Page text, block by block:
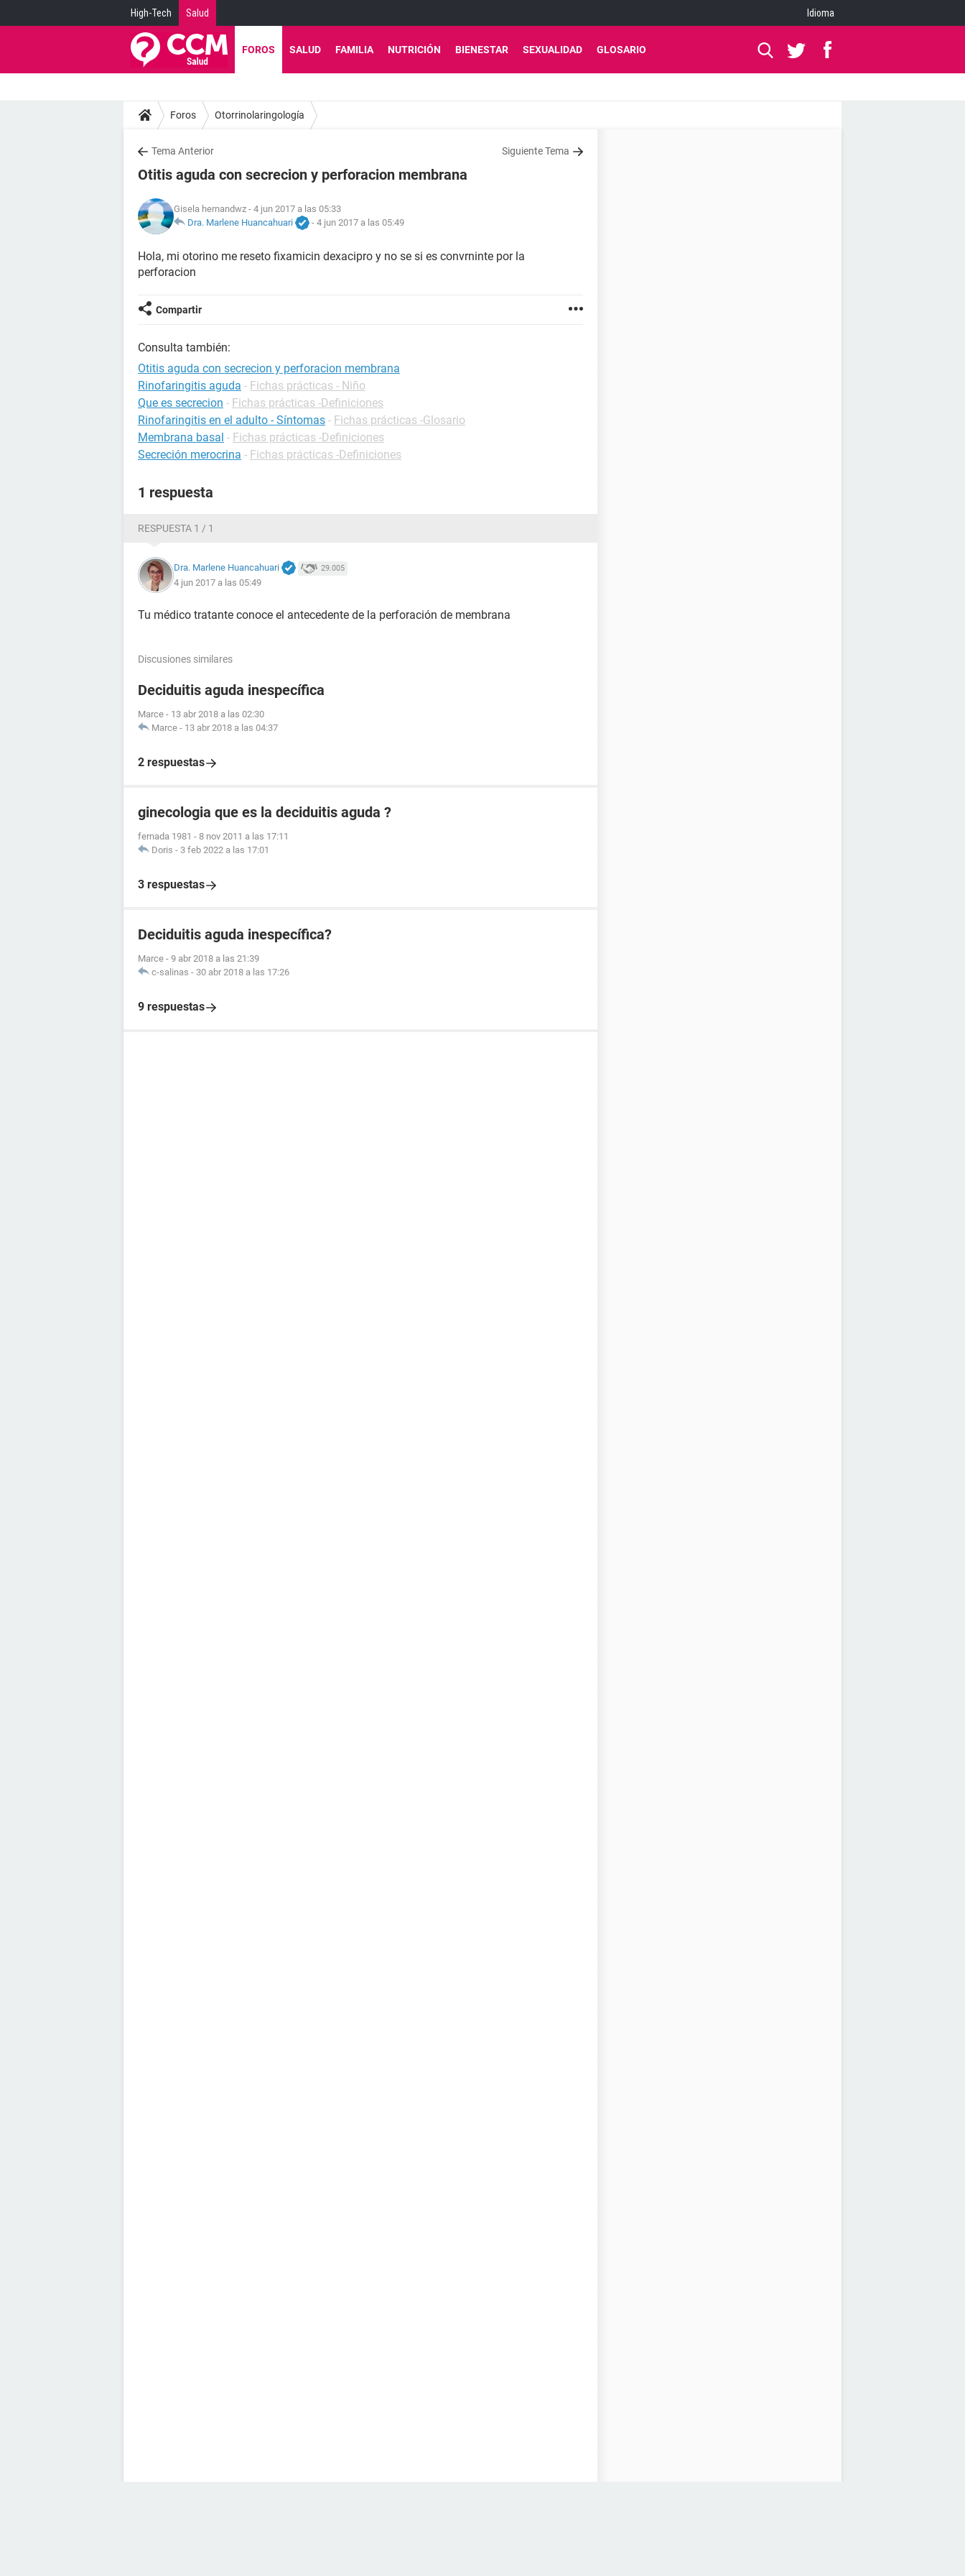
High-Tech Salud Idioma
FOROS SALUD FAMILIA NUTRICIÓN BIENESTAR SEXUALIDAD GLOSARIO
Foros Otorrinolaringología
Tema Anterior Siguiente Tema
Otitis aguda con secrecion y perforacion membrana
Gisela hernandwz - 4 jun 2017 a las 05:33
Dra. Marlene Huancahuari
- 4 jun 2017 a las 05:49
Hola, mi otorino me reseto fixamicin dexacipro y no se si es convrninte por la
perforacion
Compartir
Consulta también:
Otitis aguda con secrecion y perforacion membrana
Rinofaringitis aguda - Fichas prácticas - Niño
Que es secrecion - Fichas prácticas -Definiciones
Rinofaringitis en el adulto - Síntomas - Fichas prácticas -Glosario
Membrana basal - Fichas prácticas -Definiciones
Secreción merocrina - Fichas prácticas -Definiciones
1 respuesta
RESPUESTA 1 / 1
Dra. Marlene Huancahuari 29.005
4 jun 2017 a las 05:49
Tu médico tratante conoce el antecedente de la perforación de membrana
Discusiones similares
Deciduitis aguda inespecífica
Marce - 13 abr 2018 a las 02:30
Marce - 13 abr 2018 a las 04:37
2 respuestas
ginecologia que es la deciduitis aguda ?
fernada 1981 - 8 nov 2011 a las 17:11
Doris - 3 feb 2022 a las 17:01
3 respuestas
Deciduitis aguda inespecífica?
Marce - 9 abr 2018 a las 21:39
c-salinas - 30 abr 2018 a las 17:26
9 respuestas